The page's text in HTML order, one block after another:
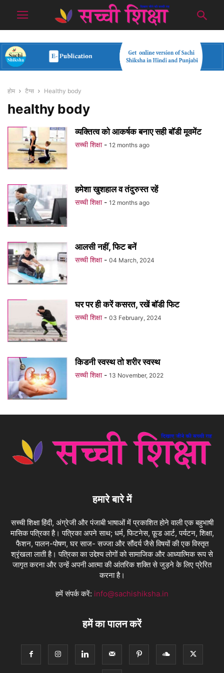
होम टैग्स Healthy body
healthy body
व्यक्तित्व को आकर्षक बनाए सही बॉडी मूवमेंट
सच्ची शिक्षा - 12 months ago
हमेशा खुशहाल व तंदुरुस्त रहें
सच्ची शिक्षा - 12 months ago
आलसी नहीं, फिट बनें
सच्ची शिक्षा - 04 March, 2024
घर पर ही करें कसरत, रखें बॉडी फिट
सच्ची शिक्षा - 03 February, 2024
किडनी स्वस्थ तो शरीर स्वस्थ
सच्ची शिक्षा - 13 November, 2022
हमारे बारे में
सच्ची शिक्षा हिंदी, अंग्रेजी और पंजाबी भाषाओं में प्रकाशित होने वाली एक बहुभाषी
मासिक पत्रिका है। पत्रिका अपने साथ; धर्म, फिटनेस, फ़ूड आर्ट, पर्यटन, शिक्षा,
फैशन, पालन-पोषण, घर साज- सज्जा और सौंदर्य जैसे विषयों की एक विस्तृत
श्रृंखला लाती है। पत्रिका का उद्देश्य लोगों को सामाजिक और आध्यात्मिक रूप से
जागृत करना और उन्हें अपनी आत्मा की आंतरिक शक्ति से जुड़ने के लिए प्रेरित
करना है।
हमें संपर्क करें: info@sachishiksha.in
हमें का पालन करें